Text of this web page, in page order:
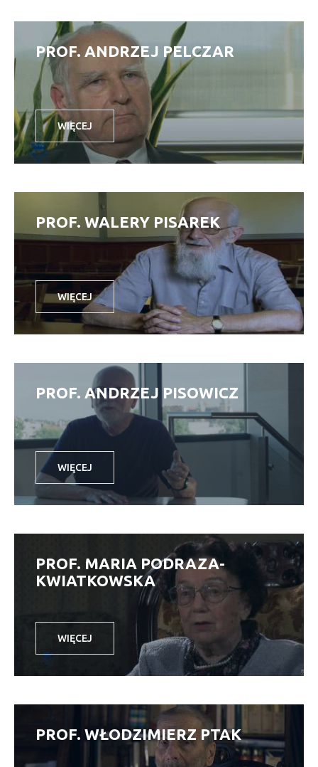
PROF. ANDRZEJ PELCZAR
WIĘCEJ
PROF. WALERY PISAREK
WIĘCEJ
PROF. ANDRZEJ PISOWICZ
WIĘCEJ
PROF. MARIA PODRAZA-
KWIATKOWSKA
WIĘCEJ
PROF. WŁODZIMIERZ PTAK